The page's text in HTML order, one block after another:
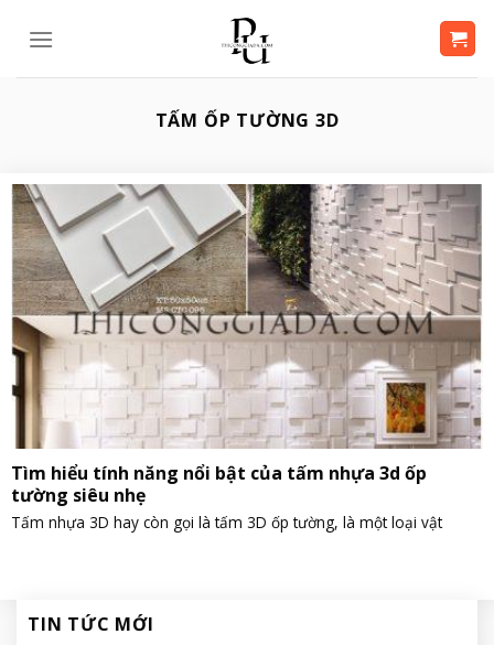
TẤM ỐP TƯỜNG 3D
Tìm hiểu tính năng nổi bật của tấm nhựa 3d ốp
tường siêu nhẹ
Tấm nhựa 3D hay còn gọi là tấm 3D ốp tường, là một loại vật
TIN TỨC MỚI